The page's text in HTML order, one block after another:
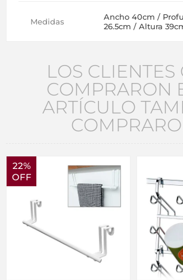
Medidas
Ancho 40cm /
26.5cm / Altura
LOS CLIENTES
COMPRARON
ARTÍCULO
22%
OFF